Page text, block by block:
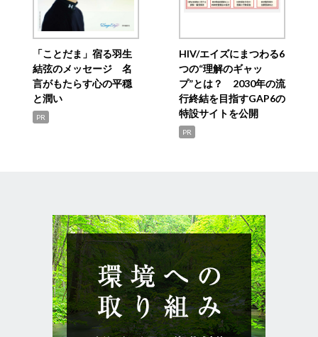
「ことだま」宿る羽生
結弦のメッセージ 名
言がもたらす心の平穏
と潤い
PR
HIV/エイズにまつわる6
つの“理解のギャッ
プ”とは？ 2030年の流
行終結を目指すGAP6の
特設サイトを公開
PR